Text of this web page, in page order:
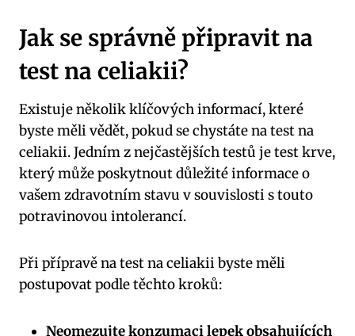
Jak se správně připravit na
test na celiakii?
Existuje několik klíčových informací, které
byste měli vědět, pokud se chystáte na test na
celiakii. Jedním z nejčastějších testů je test krve,
který může poskytnout důležité informace o
vašem zdravotním stavu v souvislosti s touto
potravinovou intolerancí.
Při přípravě na test na celiakii byste měli
postupovat podle těchto kroků:
Neomezujte konzumaci lepek obsahujících